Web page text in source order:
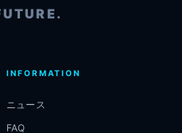
INFORMATION
ニュース
FAQ